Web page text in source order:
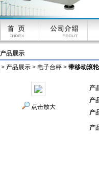
产品展示
> 产品展示 > 电子台秤 > 带移动滚
点击放大
产
产
产
产